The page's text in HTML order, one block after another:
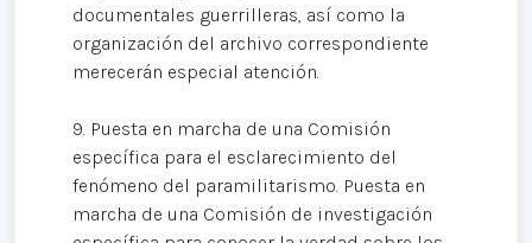
documentales guerrilleras, así como la
organización del archivo correspondiente
merecerán especial atención.
9. Puesta en marcha de una Comisión
específica para el esclarecimiento del
fenómeno del paramilitarismo. Puesta en
marcha de una Comisión de investigación